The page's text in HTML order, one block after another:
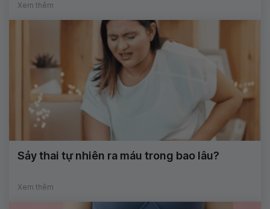
Xem thêm
Sảy thai tự nhiên ra máu trong bao lâu?
Xem thêm